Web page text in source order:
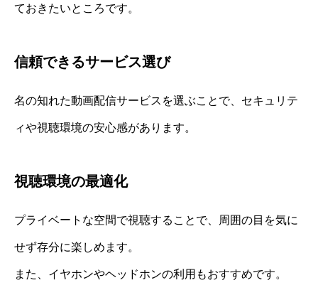
ておきたいところです。
信頼できるサービス選び
名の知れた動画配信サービスを選ぶことで、セキュリテ
ィや視聴環境の安心感があります。
視聴環境の最適化
プライベートな空間で視聴することで、周囲の目を気に
せず存分に楽しめます。
また、イヤホンやヘッドホンの利用もおすすめです。